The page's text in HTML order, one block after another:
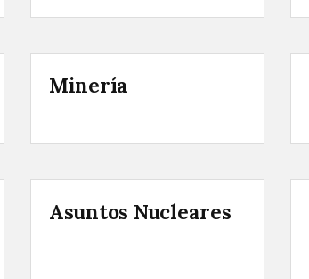
Minería
Asuntos Nucleares